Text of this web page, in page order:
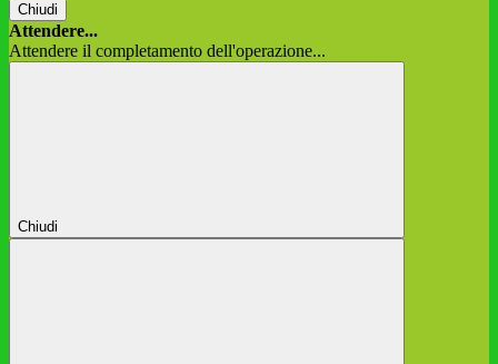
Chiudi
Attendere...
Attendere il completamento dell'operazione...
Chiudi